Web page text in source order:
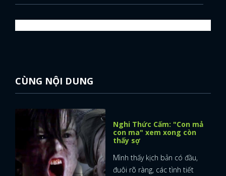
CÙNG NỘI DUNG
Nghi Thức Cấm: "Con mả
con ma" xem xong còn
thấy sợ
Mình thấy kịch bản có đầu,
đuôi rõ ràng, các tình tiết